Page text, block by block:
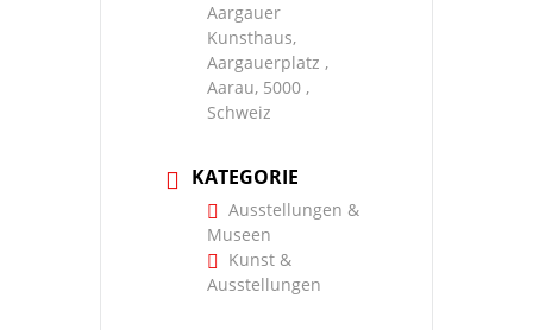
Aargauer
Kunsthaus,
Aargauerplatz ,
Aarau, 5000 ,
Schweiz
KATEGORIE
Ausstellungen &
Museen
Kunst &
Ausstellungen